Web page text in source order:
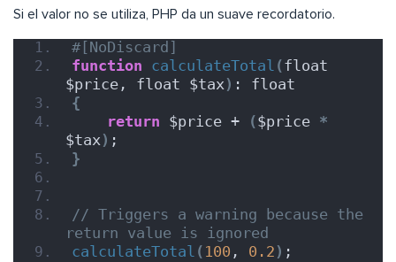
Si el valor no se utiliza, PHP da un suave recordatorio.
#[NoDiscard]
function calculateTotal (float
$price, float $tax) : float
{
return $price + ($price *
$tax) ;
}
// Triggers a warning because the
return value is ignored
calculateTotal ( 100 , 0.2 ) ;